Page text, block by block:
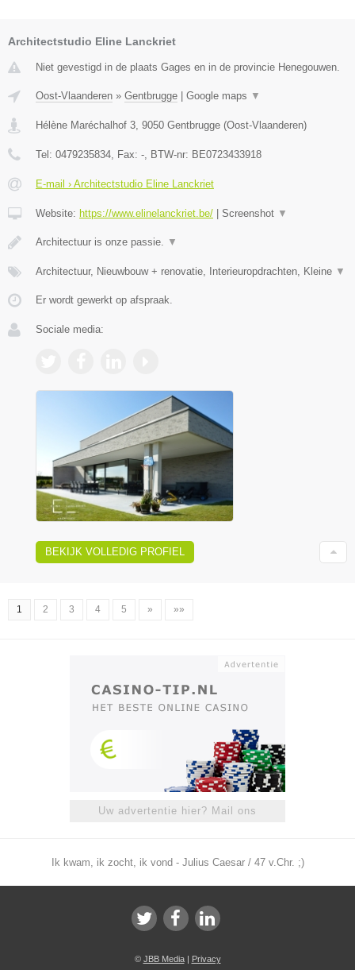
Architectstudio Eline Lanckriet
Niet gevestigd in de plaats Gages en in de provincie Henegouwen.
Oost-Vlaanderen » Gentbrugge Google maps ▼
Hélène Maréchalhof 3 9050 Gentbrugge (Oost-Vlaanderen)
Tel: 0479235834 , Fax: - , BTW-nr: BE0723433918
E-mail › Architectstudio Eline Lanckriet
Website: https://www.elinelanckriet.be/ Screenshot ▼
Architectuur is onze passie. ▼
Architectuur, Nieuwbouw + renovatie, Interieuropdrachten, Kleine ▼
Er wordt gewerkt op afspraak.
Sociale media:
BEKIJK VOLLEDIG PROFIEL
1 2 3 4 5 » »»
Uw advertentie hier? Mail ons
Ik kwam, ik zocht, ik vond - Julius Caesar / 47 v.Chr. ;)
© JBB Media| Privacy